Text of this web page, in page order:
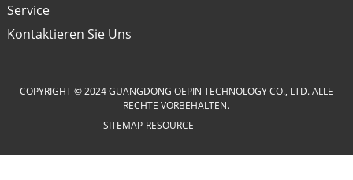
Service
Kontaktieren Sie Uns
COPYRIGHT © 2024 GUANGDONG OEPIN TECHNOLOGY CO., LTD. ALLE
RECHTE VORBEHALTEN.
SITEMAP RESOURCE